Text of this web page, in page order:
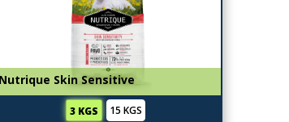
Nutrique Skin Sensitive
3 KGS 15 KGS